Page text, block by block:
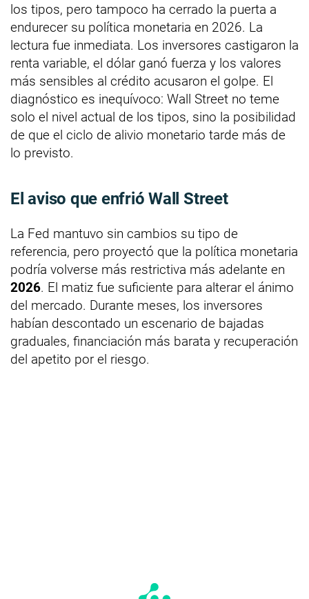
los tipos, pero tampoco ha cerrado la puerta a
endurecer su política monetaria en 2026. La
lectura fue inmediata. Los inversores castigaron la
renta variable, el dólar ganó fuerza y los valores
más sensibles al crédito acusaron el golpe. El
diagnóstico es inequívoco: Wall Street no teme
solo el nivel actual de los tipos, sino la posibilidad
de que el ciclo de alivio monetario tarde más de
lo previsto.
El aviso que enfrió Wall Street
La Fed mantuvo sin cambios su tipo de
referencia, pero proyectó que la política monetaria
podría volverse más restrictiva más adelante en
2026. El matiz fue suficiente para alterar el ánimo
del mercado. Durante meses, los inversores
habían descontado un escenario de bajadas
graduales, financiación más barata y recuperación
del apetito por el riesgo.